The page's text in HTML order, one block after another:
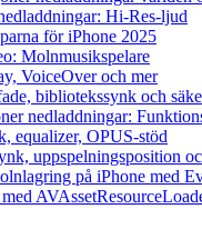
Hi-Res-ljud
för iPhone 2025
Molnmusikspelare
VoiceOver och mer
bibliotekssynk och
nedladdningar:
equalizer, OPUS-stöd
uppspelningsposition
på iPhone med